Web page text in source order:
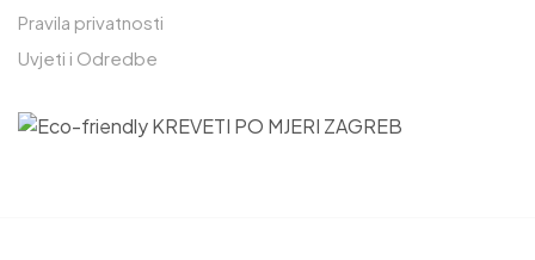
Pravila privatnosti
Uvjeti i Odredbe